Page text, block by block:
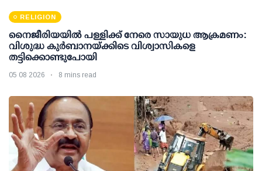
RELIGION
നൈജീരിയയിൽ പള്ളിക്ക് നേരെ സായുധ ആക്രമണം:
വിശുദ്ധ കുർബാനയ്ക്കിടെ വിശ്വാസികളെ
തട്ടിക്കൊണ്ടുപോയി
05 08 2026 8 mins read